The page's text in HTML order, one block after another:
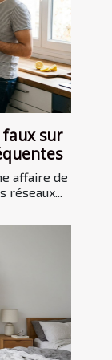
faux sur
affaire de
réseaux...